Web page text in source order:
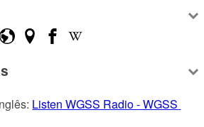
Listen WGSS Radio - WGSS